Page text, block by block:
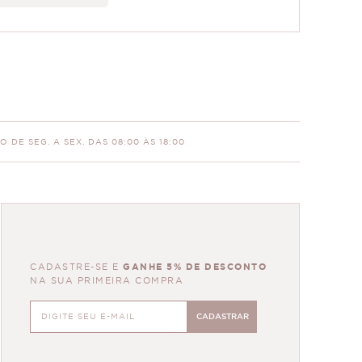
DE SEG. A SEX. DAS 08:00 ÀS 18:00
CADASTRE-SE E GANHE 5% DE DESCONTO
NA SUA PRIMEIRA COMPRA
CADASTRAR